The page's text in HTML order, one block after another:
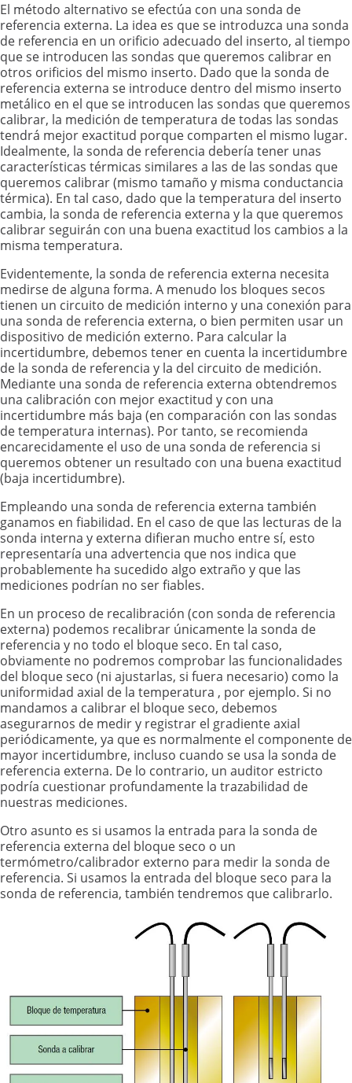
El método alternativo se efectúa con una sonda de
referencia externa. La idea es que se introduzca una sonda
de referencia en un orificio adecuado del inserto, al tiempo
que se introducen las sondas que queremos calibrar en
otros orificios del mismo inserto. Dado que la sonda de
referencia externa se introduce dentro del mismo inserto
metálico en el que se introducen las sondas que queremos
calibrar, la medición de temperatura de todas las sondas
tendrá mejor exactitud porque comparten el mismo lugar.
Idealmente, la sonda de referencia debería tener unas
características térmicas similares a las de las sondas que
queremos calibrar (mismo tamaño y misma conductancia
térmica). En tal caso, dado que la temperatura del inserto
cambia, la sonda de referencia externa y la que queremos
calibrar seguirán con una buena exactitud los cambios a la
misma temperatura.
Evidentemente, la sonda de referencia externa necesita
medirse de alguna forma. A menudo los bloques secos
tienen un circuito de medición interno y una conexión para
una sonda de referencia externa, o bien permiten usar un
dispositivo de medición externo. Para calcular la
incertidumbre, debemos tener en cuenta la incertidumbre
de la sonda de referencia y la del circuito de medición.
Mediante una sonda de referencia externa obtendremos
una calibración con mejor exactitud y con una
incertidumbre más baja (en comparación con las sondas
de temperatura internas). Por tanto, se recomienda
encarecidamente el uso de una sonda de referencia si
queremos obtener un resultado con una buena exactitud
(baja incertidumbre).
Empleando una sonda de referencia externa también
ganamos en fiabilidad. En el caso de que las lecturas de la
sonda interna y externa difieran mucho entre sí, esto
representaría una advertencia que nos indica que
probablemente ha sucedido algo extraño y que las
mediciones podrían no ser fiables.
En un proceso de recalibración (con sonda de referencia
externa) podemos recalibrar únicamente la sonda de
referencia y no todo el bloque seco. En tal caso,
obviamente no podremos comprobar las funcionalidades
del bloque seco (ni ajustarlas, si fuera necesario) como la
uniformidad axial de la temperatura , por ejemplo. Si no
mandamos a calibrar el bloque seco, debemos
asegurarnos de medir y registrar el gradiente axial
periódicamente, ya que es normalmente el componente de
mayor incertidumbre, incluso cuando se usa la sonda de
referencia externa. De lo contrario, un auditor estricto
podría cuestionar profundamente la trazabilidad de
nuestras mediciones.
Otro asunto es si usamos la entrada para la sonda de
referencia externa del bloque seco o un
termómetro/calibrador externo para medir la sonda de
referencia. Si usamos la entrada del bloque seco para la
sonda de referencia, también tendremos que calibrarlo.